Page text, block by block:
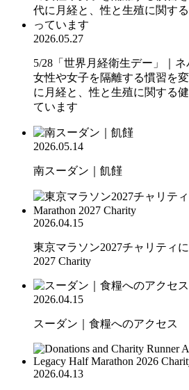
2026.05.27
5/28「世界月経衛生デー」｜
女性や女子を隔離する慣習を
に月経と、性と生殖に関する
ています
2026.05.14
南スーダン｜飢饉
2026.04.15
東京マラソン2027チャリティ
2027 Charity
2026.04.15
スーダン｜食糧へのアクセス
2026.04.13